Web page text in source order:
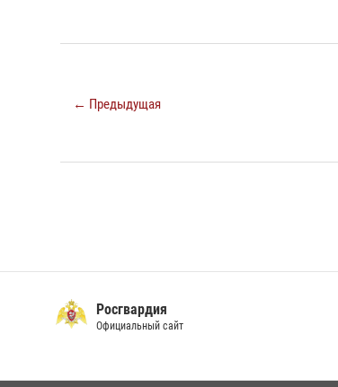
← Предыдущая
Росгвардия
Официальный сайт